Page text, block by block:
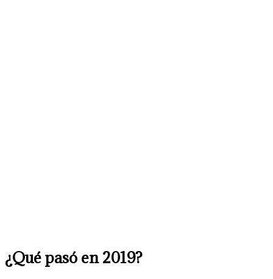
¿Qué pasó en 2019?